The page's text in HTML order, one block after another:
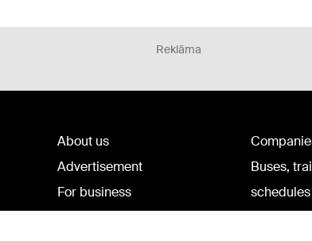
Reklāma
About us
Advertisement
For business
Buses,
schedules